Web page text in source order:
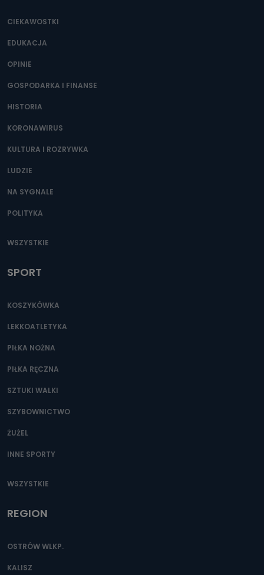
CIEKAWOSTKI
EDUKACJA
OPINIE
GOSPODARKA I FINANSE
HISTORIA
KORONAWIRUS
KULTURA I ROZRYWKA
LUDZIE
NA SYGNALE
POLITYKA
WSZYSTKIE
SPORT
KOSZYKÓWKA
LEKKOATLETYKA
PIŁKA NOŻNA
PIŁKA RĘCZNA
SZTUKI WALKI
SZYBOWNICTWO
ŻUŻEL
INNE SPORTY
WSZYSTKIE
REGION
OSTRÓW WLKP.
KALISZ